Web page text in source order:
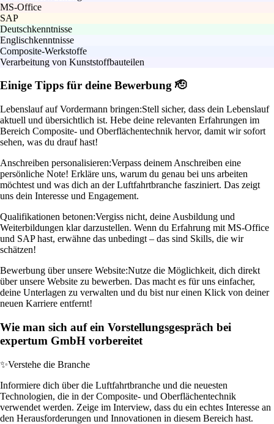
MS-Office
SAP
Deutschkenntnisse
Englischkenntnisse
Composite-Werkstoffe
Verarbeitung von Kunststoffbauteilen
Einige Tipps für deine Bewerbung 🫡
Lebenslauf auf Vordermann bringen:Stell sicher, dass dein Lebenslauf
aktuell und übersichtlich ist. Hebe deine relevanten Erfahrungen im
Bereich Composite- und Oberflächentechnik hervor, damit wir sofort
sehen, was du drauf hast!
Anschreiben personalisieren:Verpass deinem Anschreiben eine
persönliche Note! Erkläre uns, warum du genau bei uns arbeiten
möchtest und was dich an der Luftfahrtbranche fasziniert. Das zeigt
uns dein Interesse und Engagement.
Qualifikationen betonen:Vergiss nicht, deine Ausbildung und
Weiterbildungen klar darzustellen. Wenn du Erfahrung mit MS-Office
und SAP hast, erwähne das unbedingt – das sind Skills, die wir
schätzen!
Bewerbung über unsere Website:Nutze die Möglichkeit, dich direkt
über unsere Website zu bewerben. Das macht es für uns einfacher,
deine Unterlagen zu verwalten und du bist nur einen Klick von deiner
neuen Karriere entfernt!
Wie man sich auf ein Vorstellungsgespräch bei
expertum GmbH vorbereitet
✨Verstehe die Branche
Informiere dich über die Luftfahrtbranche und die neuesten
Technologien, die in der Composite- und Oberflächentechnik
verwendet werden. Zeige im Interview, dass du ein echtes Interesse an
den Herausforderungen und Innovationen in diesem Bereich hast.